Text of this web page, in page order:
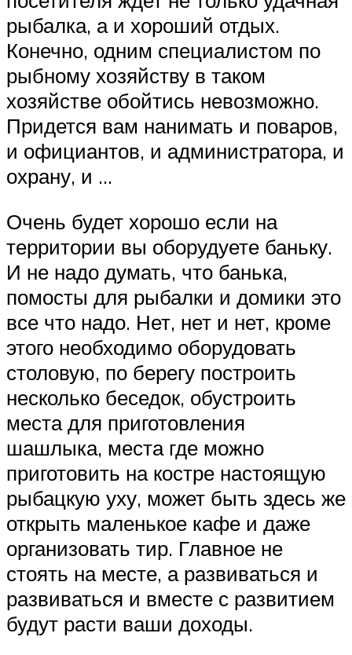
рыбалка, а и хороший отдых.
Конечно, одним специалистом по
рыбному хозяйству в таком
хозяйстве обойтись невозможно.
Придется вам нанимать и поваров,
и официантов, и администратора, и
охрану, и …
Очень будет хорошо если на
территории вы оборудуете баньку.
И не надо думать, что банька,
помосты для рыбалки и домики это
все что надо. Нет, нет и нет, кроме
этого необходимо оборудовать
столовую, по берегу построить
несколько беседок, обустроить
места для приготовления
шашлыка, места где можно
приготовить на костре настоящую
рыбацкую уху, может быть здесь же
открыть маленькое кафе и даже
организовать тир. Главное не
стоять на месте, а развиваться и
развиваться и вместе с развитием
будут расти ваши доходы.